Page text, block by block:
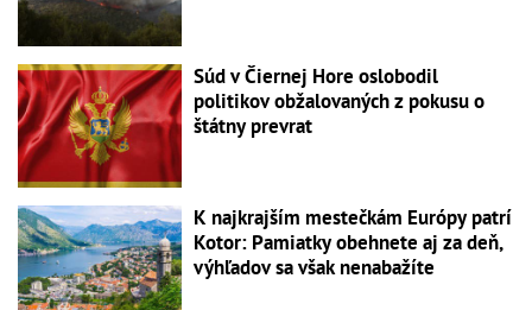
Súd v Čiernej Hore oslobodil
politikov obžalovaných z pokusu o
štátny prevrat
K najkrajším mestečkám Európy patrí
Kotor: Pamiatky obehnete aj za deň,
výhľadov sa však nenabažíte